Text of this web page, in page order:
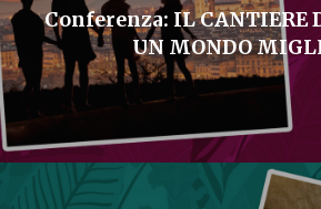
Conferenza: IL CANTIERE
UN MONDO